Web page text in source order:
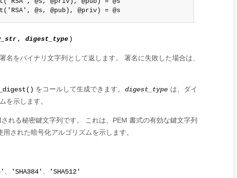
@s, @pub), @priv) = @s
, digest_type )
をバイナリ文字列として返します。 署名に失敗した場合は、
をコールして生成できます。 digest_type は、ダイ
を示します。
れる秘密鍵文字列です。 これは、PEM 書式の有効な鍵文字列
された暗号化アルゴリズムを示します。
'SHA384' 'SHA512'